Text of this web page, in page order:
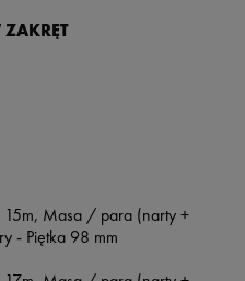
Masa / para (narty +
- Piętka 98 mm